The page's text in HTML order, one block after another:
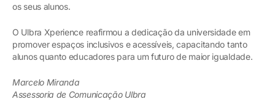
os seus alunos.
O Ulbra Xperience reafirmou a dedicação da universidade em
promover espaços inclusivos e acessíveis, capacitando tanto
alunos quanto educadores para um futuro de maior igualdade.
Marcelo Miranda
Assessoria de Comunicação Ulbra